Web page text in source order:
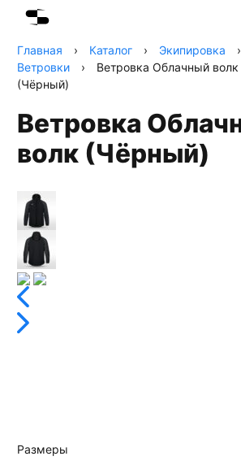
Главная › Каталог › Экипировка
›
Ветровки
›
Ветровка Облачный волк
(Чёрный)
Ветровка Облачный
волк (Чёрный)
Размеры